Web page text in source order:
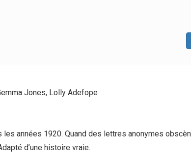
Jones, Lolly Adefope
années 1920. Quand des lettres anonymes
d’une histoire vraie.